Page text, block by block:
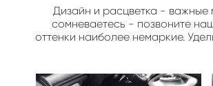
Дизайн и расцветка - важные
сомневаетесь - позвоните
оттенки наиболее немаркие.